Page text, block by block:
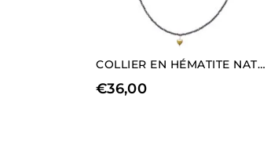
COLLIER EN HÉMATITE NATURELLE AVEC CHARM EN FORME DE CŒUR (LONGUEUR MOYENNE)
€36,00